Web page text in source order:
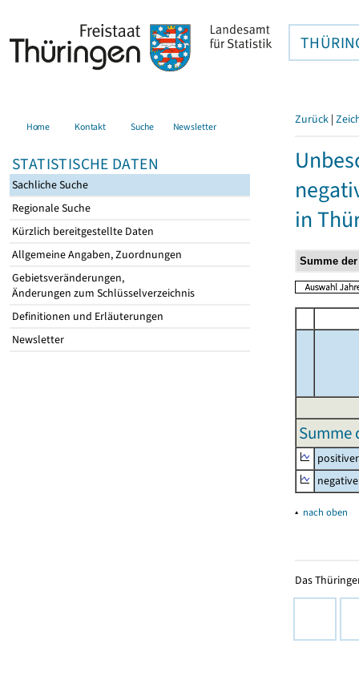
Home Kontakt Suche Newsletter
STATISTISCHE DATEN
Sachliche Suche
Regionale Suche
Kürzlich bereitgestellte Daten
Allgemeine Angaben, Zuordnungen
Gebietsveränderungen,
Änderungen zum Schlüsselverzeichnis
Definitionen und Erläuterungen
Newsletter
Zurück |
in
Summe
▴ nach oben
Das